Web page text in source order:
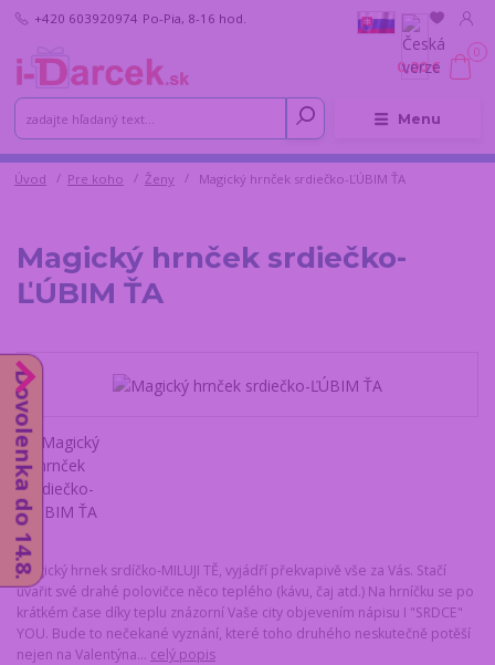
Menu
+420 603920974 Po-Pia, 8-16 hod.
0
0,00 €
Úvod Pre koho Ženy Magický hrnček srdiečko-ĽÚBIM ŤA
Magický hrnček srdiečko-
ĽÚBIM ŤA
Magický hrnek srdíčko-MILUJI TĚ, vyjádří překvapivě vše za Vás. Stačí
uvařit své drahé polovičce něco teplého (kávu, čaj atd.) Na hrníčku se po
krátkém čase díky teplu znázorní Vaše city objevením nápisu I "SRDCE"
YOU. Bude to nečekané vyznání, které toho druhého neskutečně potěší
nejen na Valentýna... celý popis
Dovolenka do 14.8.